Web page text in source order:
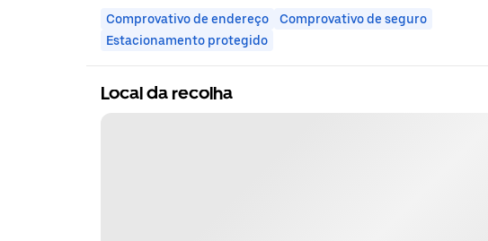
Comprovativo de endereço
Comprovativo de seguro
Estacionamento protegido
Local da recolha